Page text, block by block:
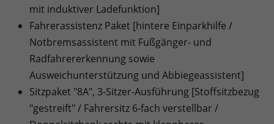
mit induktiver Ladefunktion]
Fahrerassistenz Paket [hintere Einparkhilfe /
Notbremsassistent mit Fußgänger- und
Radfahrererkennung sowie
Ausweichunterstützung und Abbiegeassistent]
Sitzpaket "8A", 3-Sitzer-Ausführung [Stoffsitzbezug
"gestreift" / Fahrersitz 6-fach verstellbar /